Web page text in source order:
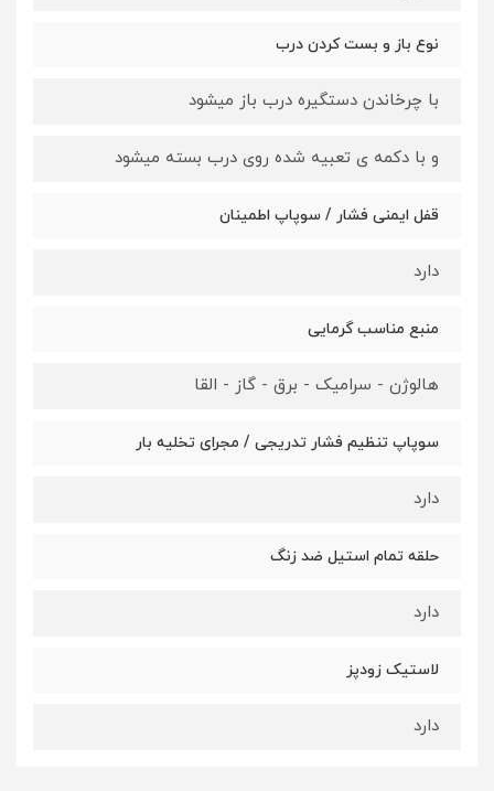
نوع باز و بست کردن درب
با چرخاندن دستگیره درب باز میشود
و با دکمه ی تعبیه شده روی درب بسته میشود
قفل ایمنی فشار / سوپاپ اطمینان
دارد
منبع مناسب گرمایی
هالوژن - سرامیک - برق - گاز - القا
سوپاپ تنظیم فشار تدریجی / مجرای تخلیه بار
دارد
حلقه تمام استیل ضد زنگ
دارد
لاستیک زودپز
دارد